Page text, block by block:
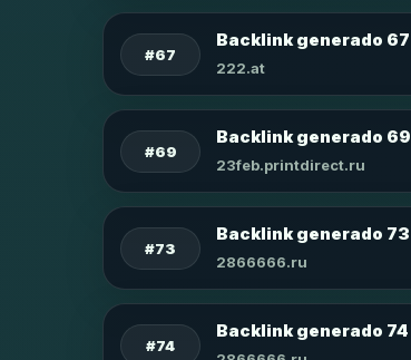
#67
Backlink generado 67
222.at
#69
Backlink generado 69
23feb.printdirect.ru
#73
Backlink generado 73
2866666.ru
#74
Backlink generado 74